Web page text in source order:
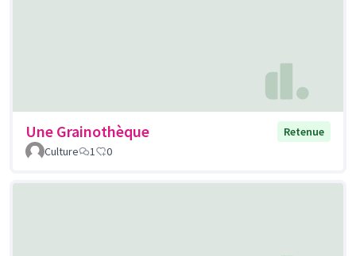
Une Grainothèque
Retenue
Culture
1 0